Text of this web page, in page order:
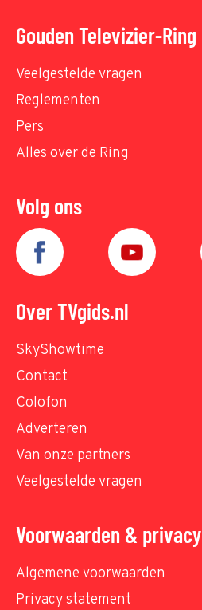
Gouden Televizier-Ring
Veelgestelde vragen
Reglementen
Pers
Alles over de Ring
Volg ons
Over TVgids.nl
SkyShowtime
Contact
Colofon
Adverteren
Van onze partners
Veelgestelde vragen
Voorwaarden & privacy
Algemene voorwaarden
Privacy statement